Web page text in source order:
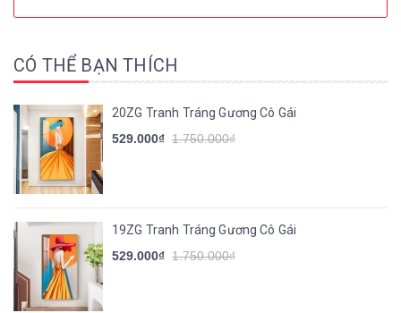
CÓ THỂ BẠN THÍCH
20ZG Tranh Tráng Gương Cô Gái
529.000₫ 1.750.000₫
19ZG Tranh Tráng Gương Cô Gái
529.000₫ 1.750.000₫